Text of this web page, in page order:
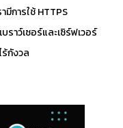
มีการใช้ HTTPS
ราว์เซอร์และเซิร์ฟเวอร์
กังวล